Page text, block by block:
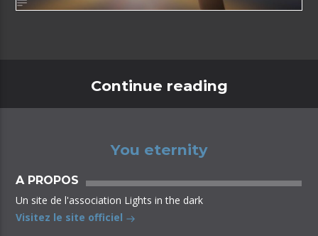
Continue reading
You eternity
A PROPOS
Un site de l'association Lights in the dark
Visitez le site officiel